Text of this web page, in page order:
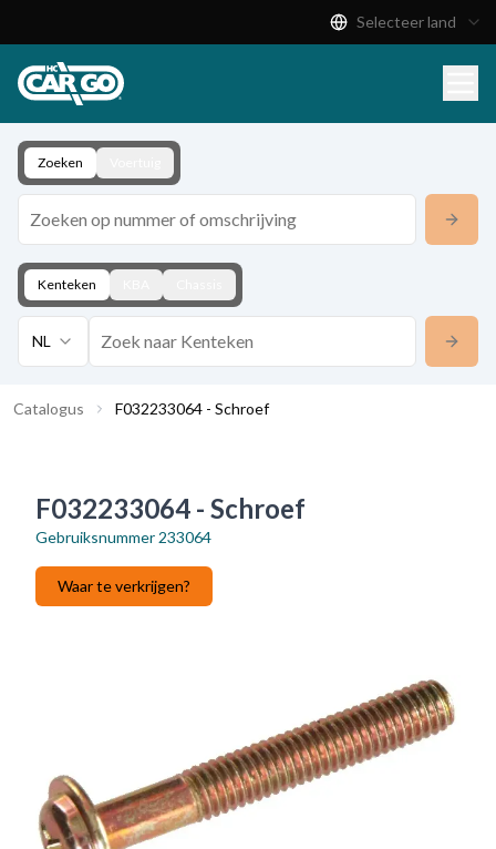
Download
Contact
Selecteer land
Zoeken
Kenteken
NL
Catalogus F032233064 - Schroef
F032233064 - Schroef
Gebruiksnummer 233064
Waar te verkrijgen?